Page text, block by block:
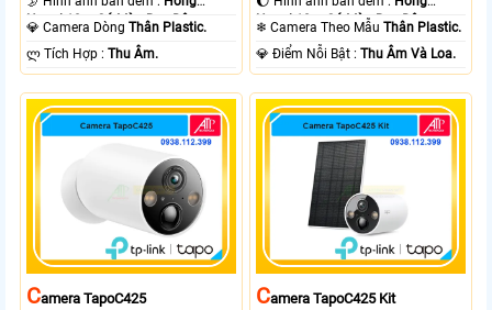
Ngoại 10m Có Màu Ban Ðêm.
💎 Camera DòngThân Plastic.
️ლ Tích Hợp :Thu Âm.
Ngoại 10m Có Màu Ban Ðêm.
❄ Camera Theo MẫuThân Plastic.
️💎 Điểm Nỗi Bật :Thu Âm Và Loa.
CAmera TapoC425 CAmera TapoC425 Kit